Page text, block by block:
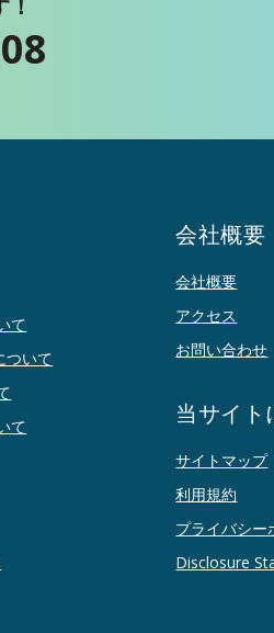
て
ついて
て
会社概要
会社概要
アクセス
お問い合わせ
当サイト
サイトマップ
利用規約
プライバシー
Disclosure